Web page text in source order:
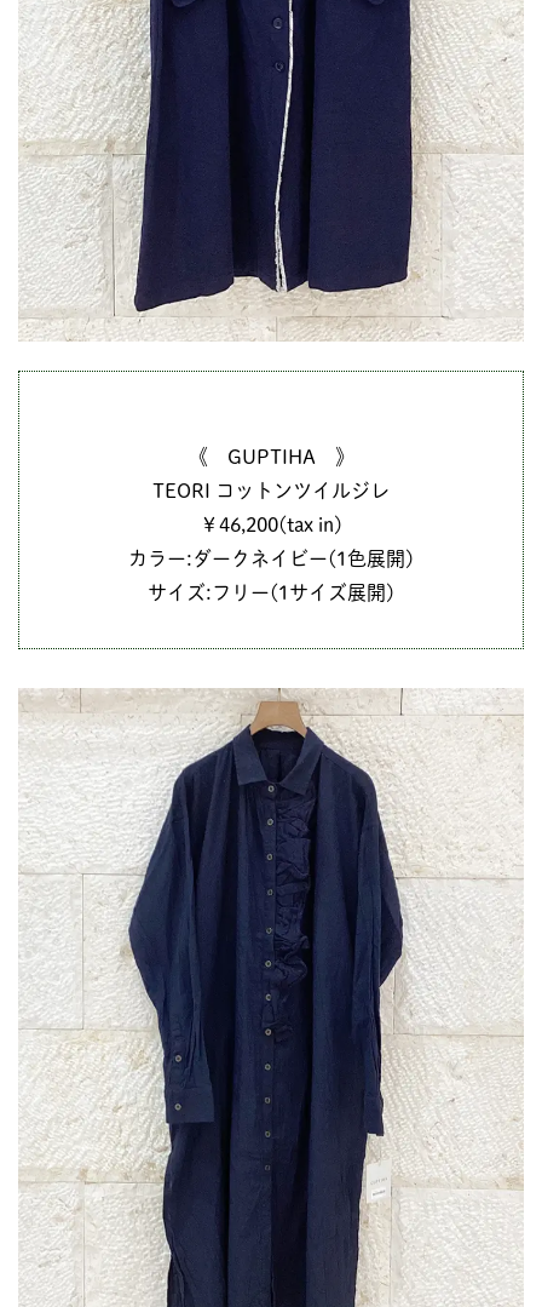
《 GUPTIHA 》
TEORI コットンツイルジレ
￥46,200(tax in)
カラー:ダークネイビー(1色展開)
サイズ:フリー(1サイズ展開)